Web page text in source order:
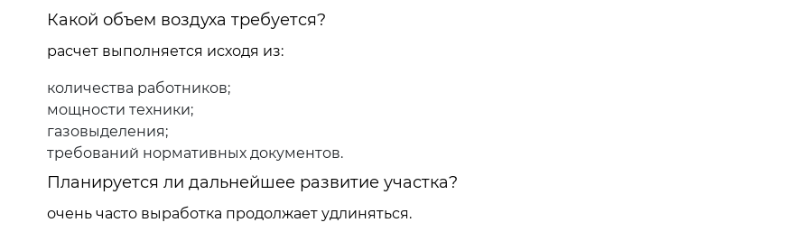
Какой объем воздуха требуется?
расчет выполняется исходя из:
количества работников;
мощности техники;
газовыделения;
требований нормативных документов.
Планируется ли дальнейшее развитие участка?
очень часто выработка продолжает удлиняться.